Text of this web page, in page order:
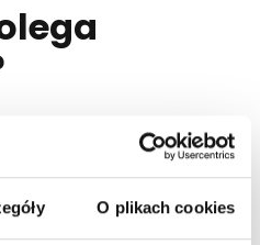
O plikach cookies
kandydatów na
Szkole
w Lublinie,
kwietnia 2026 r. do 30